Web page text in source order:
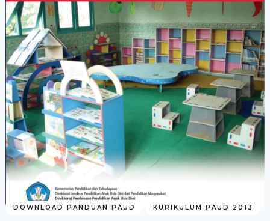
DOWNLOAD PANDUAN PAUD KURIKULUM PAUD 2013